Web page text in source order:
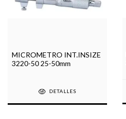
MICROMETRO INT.INSIZE
3220-50 25-50mm
DETALLES